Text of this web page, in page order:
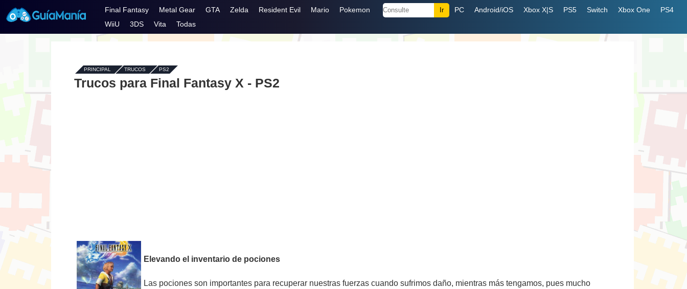
Final Fantasy Metal Gear GTA Zelda Resident Evil Mario Pokemon PC Android/iOS Xbox X|S PS5 Switch Xbox One
PS4
WiiU
3DS Vita Todas
PRINCIPAL - TRUCOS- PS2
Trucos para Final Fantasy X - PS2
Elevando el inventario de pociones
Las pociones son importantes para recuperar nuestras fuerzas cuando sufrimos daño, mientras más tengamos, pues mucho